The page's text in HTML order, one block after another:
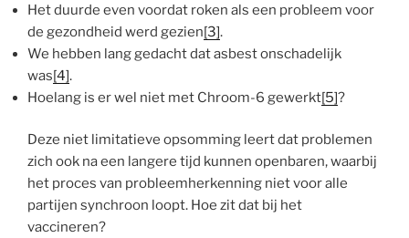
Het duurde even voordat roken als een probleem voor
de gezondheid werd gezien[3].
We hebben lang gedacht dat asbest onschadelijk
was[4].
Hoelang is er wel niet met Chroom-6 gewerkt[5]?
Deze niet limitatieve opsomming leert dat problemen
zich ook na een langere tijd kunnen openbaren, waarbij
het proces van probleemherkenning niet voor alle
partijen synchroon loopt. Hoe zit dat bij het
vaccineren?